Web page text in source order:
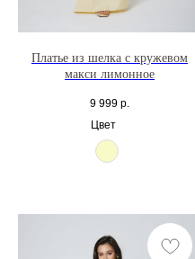
Платье из шелка с кружевом
макси лимонное
9 999 р.
Цвет